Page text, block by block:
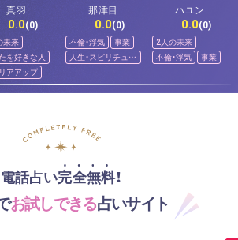
真羽
0.0(0)
未来
を好きな人
アアップ
那津目
0.0(0)
不倫・浮気
事業
人生・スピリチュア
ル
ハユン
0.0(0)
2人の未来
不倫・浮気
事業
電話占い完全無料！
お試しできる占いサイト